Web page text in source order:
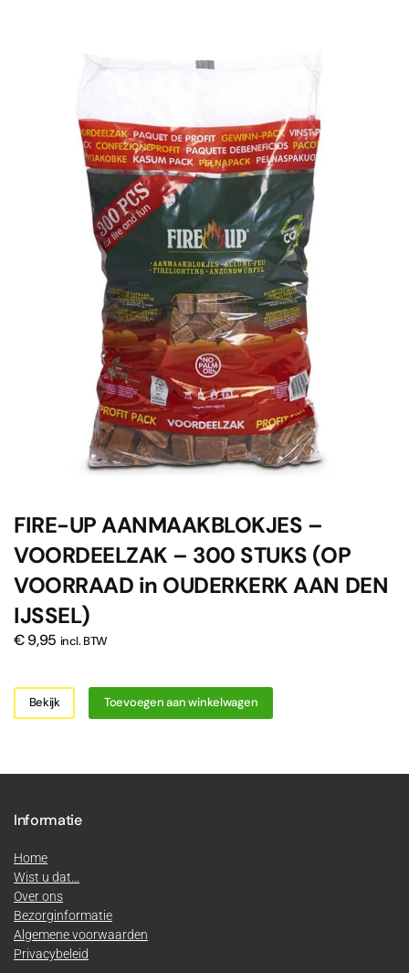
FIRE-UP AANMAAKBLOKJES –
VOORDEELZAK – 300 STUKS (OP
VOORRAAD in OUDERKERK AAN DEN
IJSSEL)
€9,95 incl. BTW
Bekijk Toevoegen aan winkelwagen
Informatie
Home
Wist u dat...
Over ons
Bezorginformatie
Algemene voorwaarden
Privacybeleid